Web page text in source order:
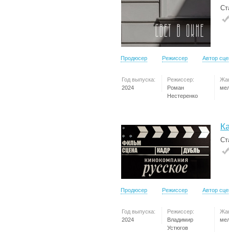
Продюсер Режиссер Автор
Год выпуска:
2024
Режиссер:
Роман
Нестеренко
Продюсер Режиссер Автор
Год выпуска:
2024
Режиссер:
Владимир
Устюгов